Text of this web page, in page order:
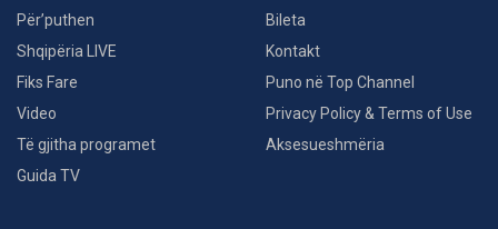
Për’puthen
Shqipëria LIVE
Fiks Fare
Video
Të gjitha programet
Guida TV
Bileta
Kontakt
Puno në Top Channel
Privacy Policy & Terms of Use
Aksesueshmëria